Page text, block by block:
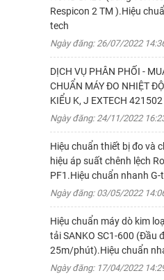
Respicon 2 TM ).Hiệu
tech
Ngày đăng: 26/07/2022
DỊCH VỤ PHÂN PHỐI -
CHUẨN MÁY ĐO NHIỆT
KIỂU K, J EXTECH 421502
Ngày đăng: 24/11/2022
Hiệu chuẩn thiết bị đo và
hiệu áp suất chênh lệch
PF1.Hiệu chuẩn nhanh G-
Ngày đăng: 03/05/2022
Hiệu chuẩn máy dò kim
tải SANKO SC1-600 (Đầu
25m/phút).Hiệu chuẩn
Ngày đăng: 17/04/2022